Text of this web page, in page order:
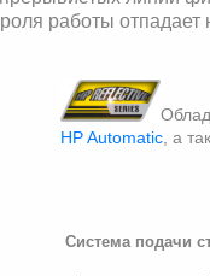
работы отпадает
HP Automatic , а
Система подачи